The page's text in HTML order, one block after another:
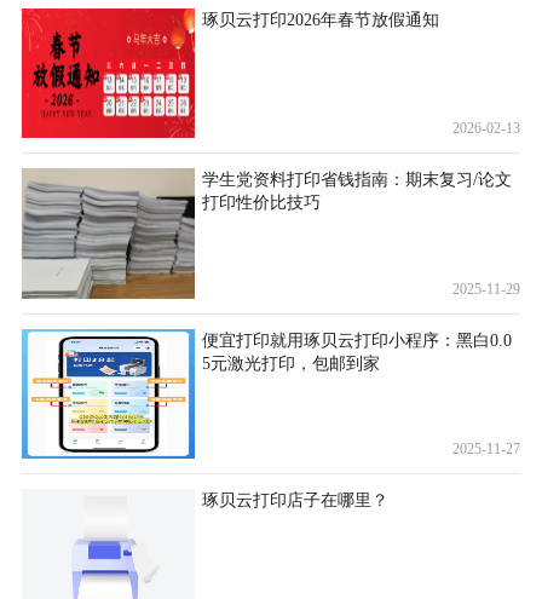
琢贝云打印2026年春节放假通知
2026-02-13
学生党资料打印省钱指南：期末复习/论文
打印性价比技巧
2025-11-29
便宜打印就用琢贝云打印小程序：黑白0.0
5元激光打印，包邮到家
2025-11-27
琢贝云打印店子在哪里？